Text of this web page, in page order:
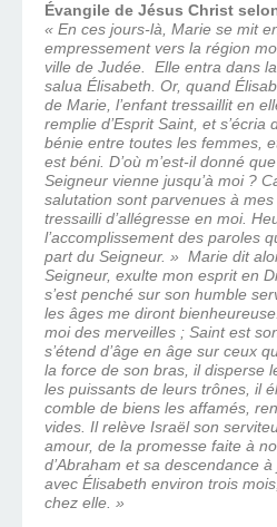
Évangile de Jésus Christ
« En ces jours-là, Marie se mit
empressement vers la région
ville de Judée. Elle entra dans
salua Élisabeth. Or, quand
de Marie, l’enfant tressaillit en
remplie d’Esprit Saint, et s’écria
bénie entre toutes les femmes,
est béni. D’où m’est-il donné
Seigneur vienne jusqu’à moi ?
salutation sont parvenues à mes
tressailli d’allégresse en moi.
l’accomplissement des paroles
part du Seigneur. » Marie dit
Seigneur, exulte mon esprit en
s’est penché sur son humble
les âges me diront
moi des merveilles ; Saint est
s’étend d’âge en âge sur ceux
la force de son bras, il disperse
les puissants de leurs trônes, il
comble de biens les affamés,
vides. Il relève Israël son
amour, de la promesse faite à
d’Abraham et sa descendance
avec Élisabeth environ trois
chez elle. »